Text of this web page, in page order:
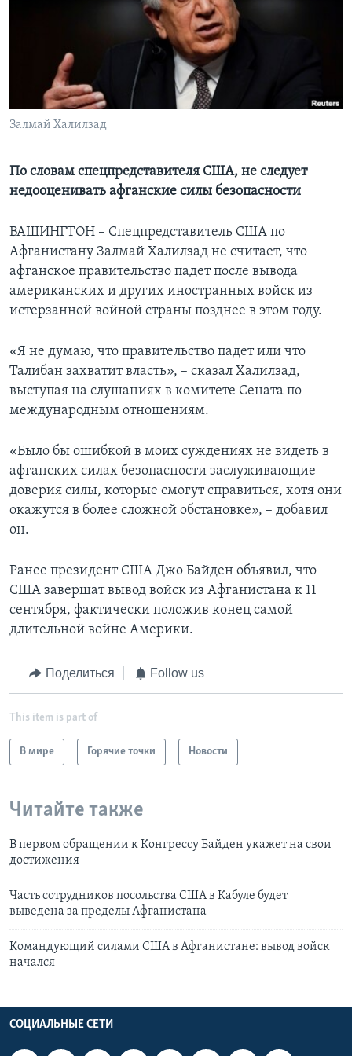
СОЦИАЛЬНЫЕ СЕТИ
Залмай Халилзад
По словам спецпредставителя США, не следует
недооценивать афганские силы безопасности
ВАШИНГТОН – Спецпредставитель США по
Афганистану Залмай Халилзад не считает, что
афганское правительство падет после вывода
американских и других иностранных войск из
истерзанной войной страны позднее в этом году.
«Я не думаю, что правительство падет или что
Талибан захватит власть», – сказал Халилзад,
выступая на слушаниях в комитете Сената по
международным отношениям.
«Было бы ошибкой в моих суждениях не видеть в
афганских силах безопасности заслуживающие
доверия силы, которые смогут справиться, хотя они
окажутся в более сложной обстановке», – добавил
он.
Ранее президент США Джо Байден объявил, что
США завершат вывод войск из Афганистана к 11
сентября, фактически положив конец самой
длительной войне Америки.
Поделиться Follow us
This item is part of
В мире Горячие точки Новости
Читайте также
В первом обращении к Конгрессу Байден укажет на свои
достижения
Часть сотрудников посольства США в Кабуле будет
выведена за пределы Афганистана
Командующий силами США в Афганистане: вывод войск
начался
СОЦИАЛЬНЫЕ СЕТИ